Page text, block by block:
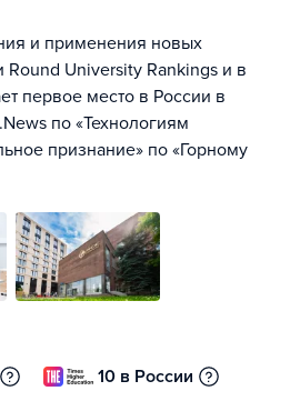
и применения новых
Round University Rankings и в
первое место в России в
по «Технологиям
признание» по «Горному
10 в России